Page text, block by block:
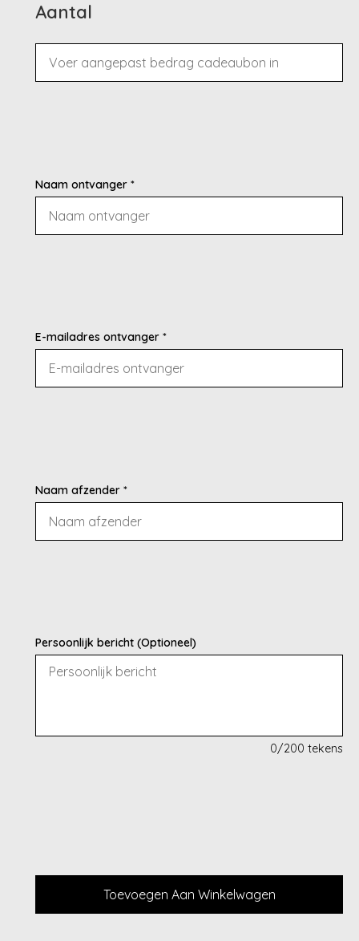
Aantal
Naam ontvanger *
E-mailadres ontvanger *
Naam afzender *
Persoonlijk bericht (Optioneel)
0/200 tekens